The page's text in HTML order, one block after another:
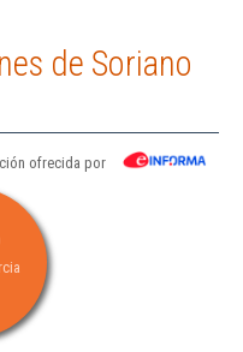
de Soriano
ofrecida por